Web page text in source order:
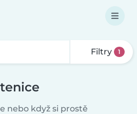
Filtry 1
nebo když si prostě